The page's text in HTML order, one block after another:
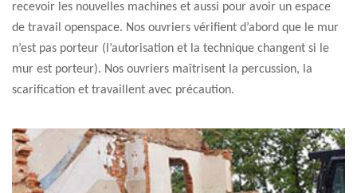
recevoir les nouvelles machines et aussi pour avoir un espace
de travail openspace. Nos ouvriers vérifient d’abord que le mur
n’est pas porteur (l’autorisation et la technique changent si le
mur est porteur). Nos ouvriers maîtrisent la percussion, la
scarification et travaillent avec précaution.